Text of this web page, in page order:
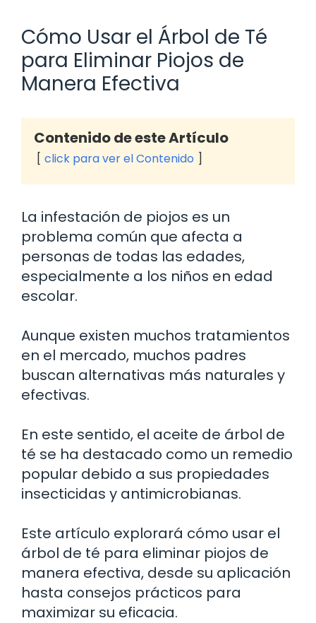
Cómo Usar el Árbol de Té
para Eliminar Piojos de
Manera Efectiva
Contenido de este Artículo
click para ver el Contenido
La infestación de piojos es un
problema común que afecta a
personas de todas las edades,
especialmente a los niños en edad
escolar.
Aunque existen muchos tratamientos
en el mercado, muchos padres
buscan alternativas más naturales y
efectivas.
En este sentido, el aceite de árbol de
té se ha destacado como un remedio
popular debido a sus propiedades
insecticidas y antimicrobianas.
Este artículo explorará cómo usar el
árbol de té para eliminar piojos de
manera efectiva, desde su aplicación
hasta consejos prácticos para
maximizar su eficacia.